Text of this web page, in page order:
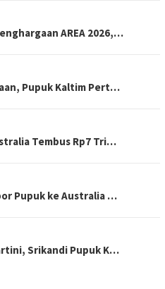
AREA 2026,…
Pupuk Kaltim Pert…
Tembus Rp7 Tri…
Pupuk ke Australia …
Srikandi Pupuk K…